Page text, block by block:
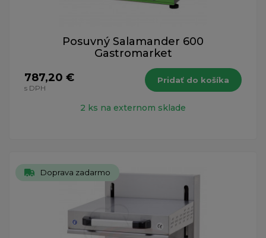
Posuvný Salamander 600
Gastromarket
787,20 €
s DPH
Pridať do košíka
2 ks na externom sklade
Doprava zadarmo